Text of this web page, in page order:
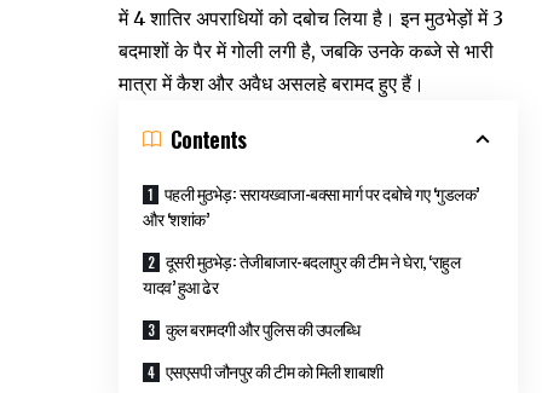
में 4 शातिर अपराधियों को दबोच लिया है। इन मुठभेड़ों में 3
बदमाशों के पैर में गोली लगी है, जबकि उनके कब्जे से भारी
मात्रा में कैश और अवैध असलहे बरामद हुए हैं।
Contents
​पहली मुठभेड़: सरायख्वाजा-बक्सा मार्ग पर दबोचे गए ‘गुडलक’
और ‘शशांक’
​दूसरी मुठभेड़: तेजीबाजार-बदलापुर की टीम ने घेरा, ‘राहुल
यादव’ हुआ ढेर
​कुल बरामदगी और पुलिस की उपलब्धि
​एसएसपी जौनपुर की टीम को मिली शाबाशी